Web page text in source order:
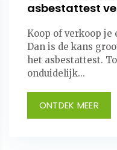
asbestattest
Koop of verkoop je
Dan is de kans
het asbestattest.
onduidelijk...
ONTDEK MEER